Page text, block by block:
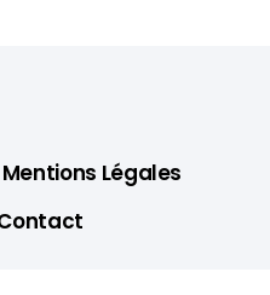
Mentions Légales